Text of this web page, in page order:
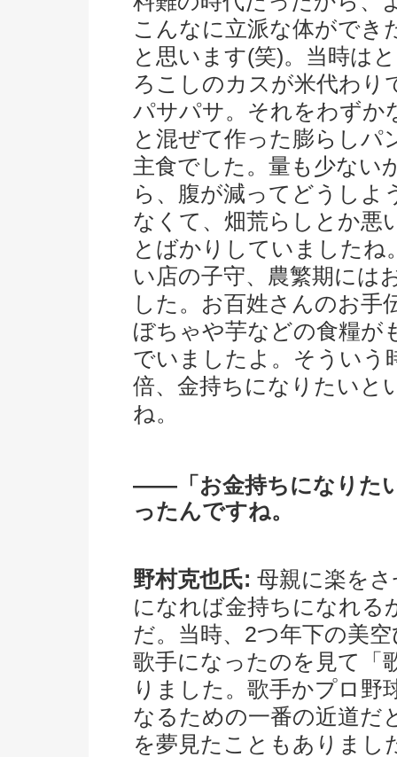
こんなに立派な体ができ
と思います(笑)。当時は
ろこしのカスが米代わり
パサパサ。それをわずか
と混ぜて作った膨らしパ
主食でした。量も少ない
ら、腹が減ってどうしよ
なくて、畑荒らしとか悪
とばかりしていましたね
い店の子守、農繁期には
した。お百姓さんのお手
ぼちゃや芋などの食糧が
でいましたよ。そういう
倍、金持ちになりたいと
ね。
――「お金持ちになりた
ったんですね。
野村克也氏: 母親に楽を
になれば金持ちになれる
だ。当時、2つ年下の美
歌手になったのを見て「
りました。歌手かプロ野
なるための一番の近道だ
を夢見たこともありまし